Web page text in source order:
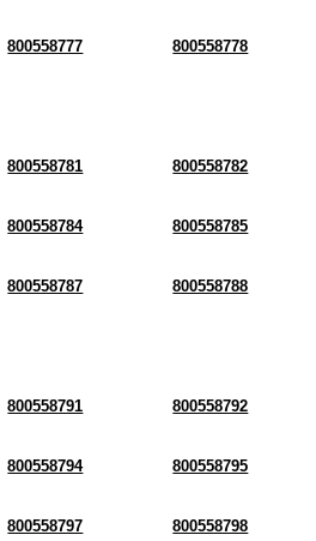
800558777 800558778
800558781 800558782
800558784 800558785
800558787 800558788
800558791 800558792
800558794 800558795
800558797 800558798